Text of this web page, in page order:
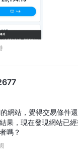
網站，覺得交易條件
果，現在發現網站已
嗎？